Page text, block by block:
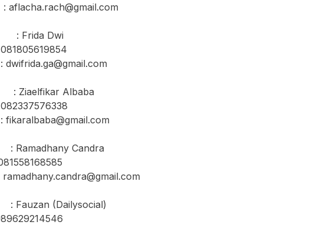
Dwi
Albaba
Candra
(Dailysocial)